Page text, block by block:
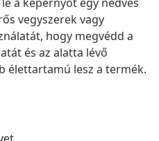
vegyszerek vagy
hogy megvédd a
és az alatta lévő
élettartamú lesz a termék.